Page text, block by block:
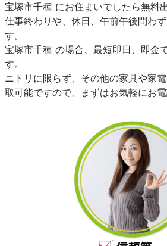
宝塚市千種 にお住まいでしたら無料
仕事終わりや、休日、午前午後問わ
す。
宝塚市千種 の場合、最短即日、即金
す。
ニトリに限らず、その他の家具や家
取可能ですので、まずはお気軽にお電